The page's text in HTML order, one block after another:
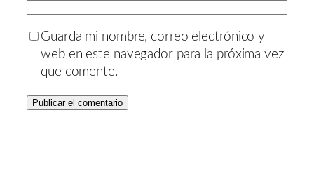
Guarda mi nombre, correo electrónico y
web en este navegador para la próxima vez
que comente.